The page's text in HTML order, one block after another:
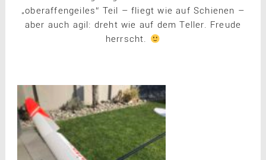
„oberaffengeiles“ Teil – fliegt wie auf Schienen –
aber auch agil: dreht wie auf dem Teller. Freude
herrscht.